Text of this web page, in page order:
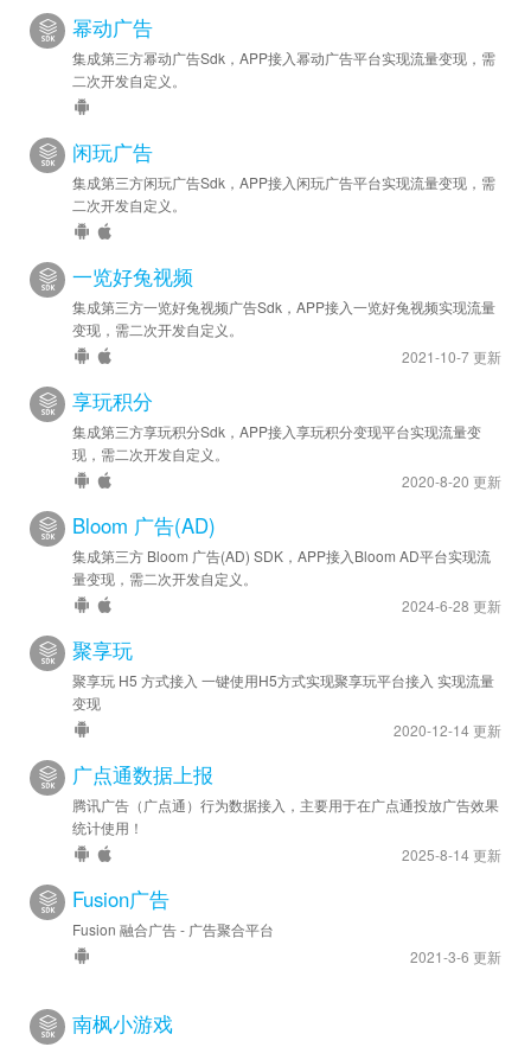
幂动广告
集成第三方幂动广告Sdk，APP接入幂动广告平台实现流量变现，需
二次开发自定义。
闲玩广告
集成第三方闲玩广告Sdk，APP接入闲玩广告平台实现流量变现，需
二次开发自定义。
一览好兔视频
集成第三方一览好兔视频广告Sdk，APP接入一览好兔视频实现流量
变现，需二次开发自定义。
2021-10-7 更新
享玩积分
集成第三方享玩积分Sdk，APP接入享玩积分变现平台实现流量变
现，需二次开发自定义。
2020-8-20 更新
Bloom 广告(AD)
集成第三方 Bloom 广告(AD) SDK，APP接入Bloom AD平台实现流
量变现，需二次开发自定义。
2024-6-28 更新
聚享玩
聚享玩 H5 方式接入 一键使用H5方式实现聚享玩平台接入 实现流量
变现
2020-12-14 更新
广点通数据上报
腾讯广告（广点通）行为数据接入，主要用于在广点通投放广告效果
统计使用！
2025-8-14 更新
Fusion广告
Fusion 融合广告 - 广告聚合平台
2021-3-6 更新
南枫小游戏